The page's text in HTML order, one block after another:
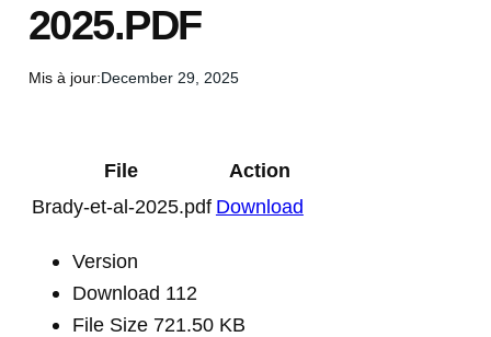
2025.PDF
Mis à jour:December 29, 2025
File
Action
Brady-et-al-2025.pdf Download
Version
Download 112
File Size 721.50 KB